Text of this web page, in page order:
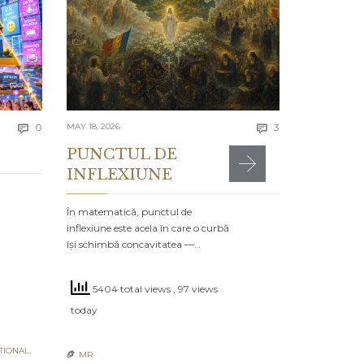
 0 Comments
,
MAY 18, 2026  3
PUNCTUL DE
INFLEXIUNE
În matematică, punctul de
inflexiune este acela în care o curbă
își schimbă concavitatea —…
5404 total views , 97 views
today
 MR